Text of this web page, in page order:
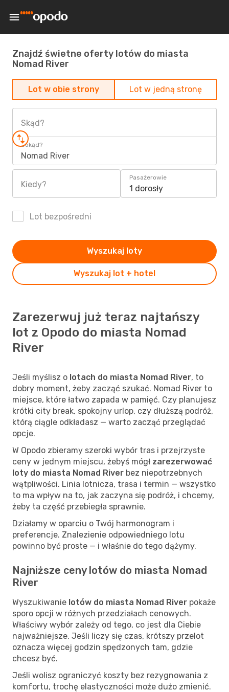
Znajdź świetne oferty lotów do miasta
Nomad River
Lot w obie strony Lot w jedną stronę
Skąd?
Dokąd?
Nomad River
Kiedy?
Pasażerowie
1 dorosły
Lot bezpośredni
Wyszukaj lot + hotel
Wyszukaj loty
Zarezerwuj już teraz najtańszy
lot z Opodo do miasta Nomad
River
Jeśli myślisz o lotach do miasta Nomad River, to
dobry moment, żeby zacząć szukać. Nomad River to
miejsce, które łatwo zapada w pamięć. Czy planujesz
krótki city break, spokojny urlop, czy dłuższą podróż,
którą ciągle odkładasz — warto zacząć przeglądać
opcje.
W Opodo zbieramy szeroki wybór tras i przejrzyste
ceny w jednym miejscu, żebyś mógł zarezerwować
loty do miasta Nomad River bez niepotrzebnych
wątpliwości. Linia lotnicza, trasa i termin — wszystko
to ma wpływ na to, jak zaczyna się podróż, i chcemy,
żeby ta część przebiegła sprawnie.
Działamy w oparciu o Twój harmonogram i
preferencje. Znalezienie odpowiedniego lotu
powinno być proste — i właśnie do tego dążymy.
Najniższe ceny lotów do miasta Nomad
River
Wyszukiwanie lotów do miasta Nomad River pokaże
sporo opcji w różnych przedziałach cenowych.
Właściwy wybór zależy od tego, co jest dla Ciebie
najważniejsze. Jeśli liczy się czas, krótszy przelot
oznacza więcej godzin spędzonych tam, gdzie
chcesz być.
Jeśli wolisz ograniczyć koszty bez rezygnowania z
komfortu, trochę elastyczności może dużo zmienić.